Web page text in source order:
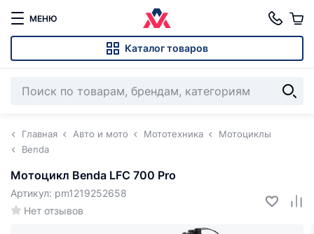
МЕНЮ
Каталог товаров
Главная Авто и мото Мототехника
Мотоциклы
Benda
Мотоцикл Benda LFC 700 Pro
Нет отзывов
Артикул: pm1219252658